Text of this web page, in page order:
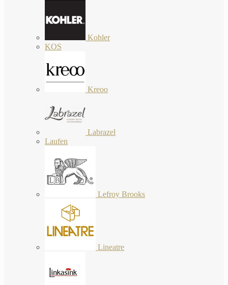
Kohler
KOS
Kreoo
Labrazel
Laufen
Lefroy Brooks
Lineatre